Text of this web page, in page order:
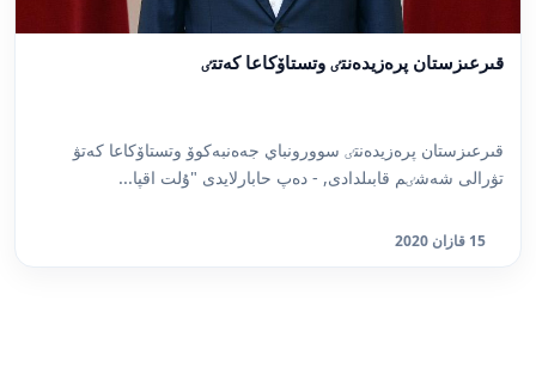
قىرعىزستان پرەزيدەنتٸ وتستاۆكاعا كەتتٸ
قىرعىزستان پرەزيدەنتٸ سوورونباي جەەنبەكوۆ وتستاۆكاعا كەتۋ
تۋرالى شەشٸم قابىلدادى, - دەپ حابارلايدى "ۇلت اقپا...
15 قازان 2020